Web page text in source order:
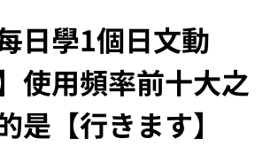
每日學1個日文動
使用頻率前十大之
是【行きます】